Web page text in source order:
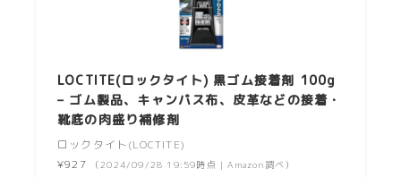
LOCTITE(ロックタイト) 黒ゴム接着剤 100g
– ゴム製品、キャンパス布、皮革などの接着・
靴底の肉盛り補修剤
ロックタイト(LOCTITE)
¥927
（2024/09/28 19:59時点 | Amazon調べ）